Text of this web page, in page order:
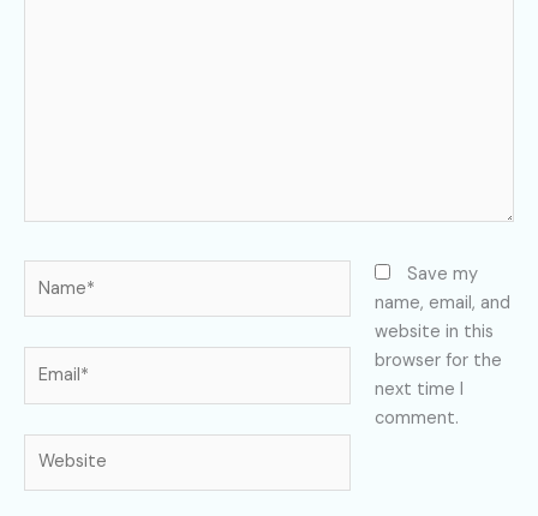
Save my
name, email, and
website in this
browser for the
next time I
comment.